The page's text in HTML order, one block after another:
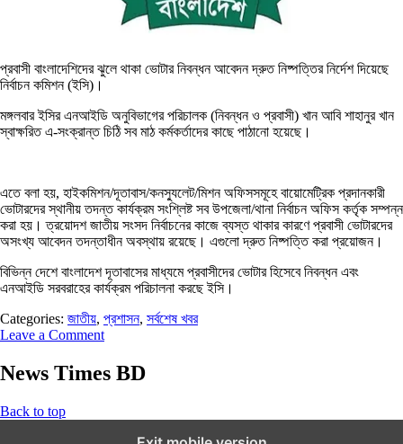
প্রবাসী বাংলাদেশিদের ঝুলে থাকা ভোটার নিবন্ধন আবেদন দ্রুত নিষ্পত্তির নির্দেশ দিয়েছে
নির্বাচন কমিশন (ইসি)।
মঙ্গলবার ইসির এনআইডি অনুবিভাগের পরিচালক (নিবন্ধন ও প্রবাসী) খান আবি শাহানুর খান
স্বাক্ষরিত এ-সংক্রান্ত চিঠি সব মাঠ কর্মকর্তাদের কাছে পাঠানো হয়েছে।
এতে বলা হয়, হাইকমিশন/দূতাবাস/কনস্যুলেট/মিশন অফিসসমূহে বায়োমেট্রিক প্রদানকারী
ভোটারদের স্থানীয় তদন্ত কার্যক্রম সংশ্লিষ্ট সব উপজেলা/থানা নির্বাচন অফিস কর্তৃক সম্পন্ন
করা হয়। ত্রয়োদশ জাতীয় সংসদ নির্বাচনের কাজে ব্যস্ত থাকার কারণে প্রবাসী ভোটারদের
অসংখ্য আবেদন তদন্তাধীন অবস্থায় রয়েছে। এগুলো দ্রুত নিষ্পত্তি করা প্রয়োজন।
বিভিন্ন দেশে বাংলাদেশ দূতাবাসের মাধ্যমে প্রবাসীদের ভোটার হিসেবে নিবন্ধন এবং
এনআইডি সরবরাহের কার্যক্রম পরিচালনা করছে ইসি।
Categories: জাতীয়, প্রশাসন, সর্বশেষ খবর
Leave a Comment
News Times BD
Back to top